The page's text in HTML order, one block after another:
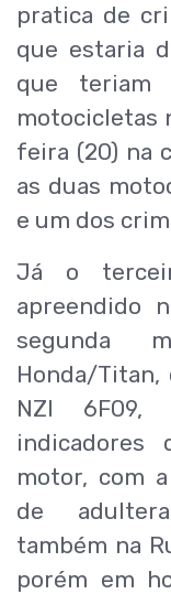
pratica de
que estaria
que teriam
motocicletas
feira (20) na
as duas
e um dos
Já o
apreendido
segunda
Honda/Titan,
NZI 6F09,
indicadores
motor, com
de
também na
porém em